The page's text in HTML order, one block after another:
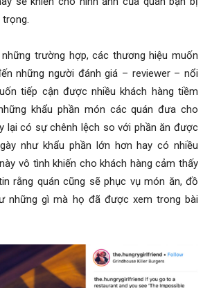
trường hợp, các thương hiệu muốn
những người đánh giá – reviewer – nổi
tiếp cận được nhiều khách hàng tiềm
khẩu phần món các quán đưa cho
lại có sự chênh lệch so với phần ăn được
như khẩu phần lớn hơn hay có nhiều
vô tình khiến cho khách hàng cảm thấy
rằng quán cũng sẽ phục vụ món ăn, đồ
những gì mà họ đã được xem trong bài